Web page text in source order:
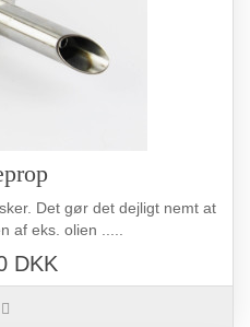
Det gør det dejligt nemt at
af eks. olien .....
DKK